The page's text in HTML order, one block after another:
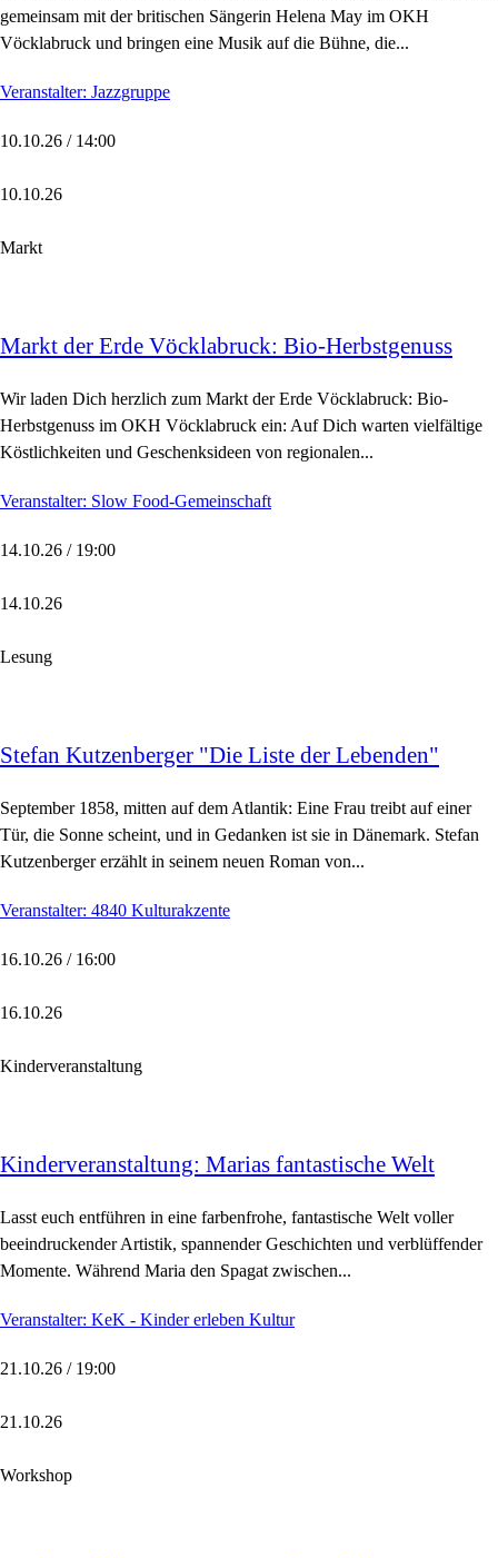
gemeinsam mit der britischen Sängerin Helena May im OKH
Vöcklabruck und bringen eine Musik auf die Bühne, die...
Veranstalter: Jazzgruppe
10.10.26 / 14:00
10.10.26
Markt
Markt der Erde Vöcklabruck: Bio-Herbstgenuss
Wir laden Dich herzlich zum Markt der Erde Vöcklabruck: Bio-
Herbstgenuss im OKH Vöcklabruck ein: Auf Dich warten vielfältige
Köstlichkeiten und Geschenksideen von regionalen...
Veranstalter: Slow Food-Gemeinschaft
14.10.26 / 19:00
14.10.26
Lesung
Stefan Kutzenberger "Die Liste der Lebenden"
September 1858, mitten auf dem Atlantik: Eine Frau treibt auf einer
Tür, die Sonne scheint, und in Gedanken ist sie in Dänemark. Stefan
Kutzenberger erzählt in seinem neuen Roman von...
Veranstalter: 4840 Kulturakzente
16.10.26 / 16:00
16.10.26
Kinderveranstaltung
Kinderveranstaltung: Marias fantastische Welt
Lasst euch entführen in eine farbenfrohe, fantastische Welt voller
beeindruckender Artistik, spannender Geschichten und verblüffender
Momente. Während Maria den Spagat zwischen...
Veranstalter: KeK - Kinder erleben Kultur
21.10.26 / 19:00
21.10.26
Workshop